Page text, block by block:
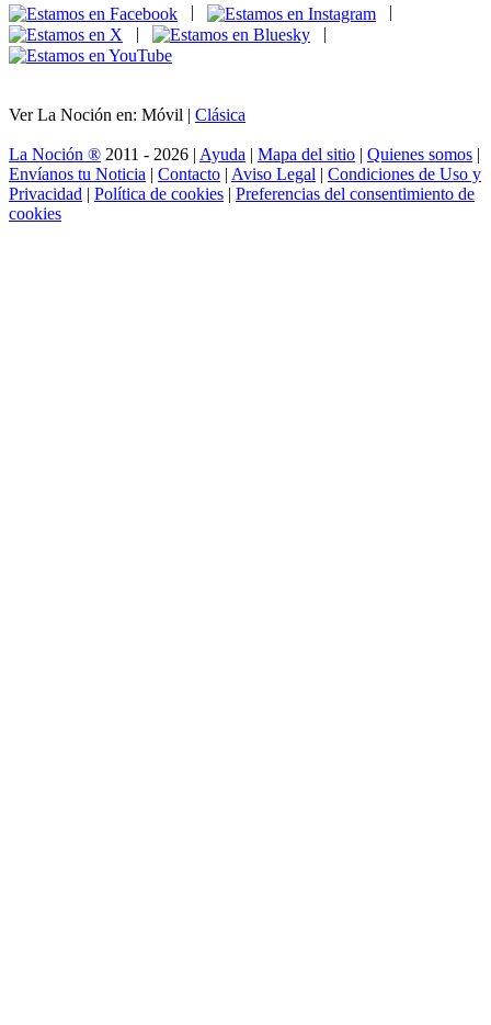
|
|
Ver La Noción en: Móvil | Clásica
La Noción ® 2011 - 2026 | Ayuda | Mapa del sitio | Quienes somos |
Envíanos tu Noticia | Contacto | Aviso Legal | Condiciones de Uso y
Privacidad | Política de cookies | Preferencias del consentimiento de
cookies